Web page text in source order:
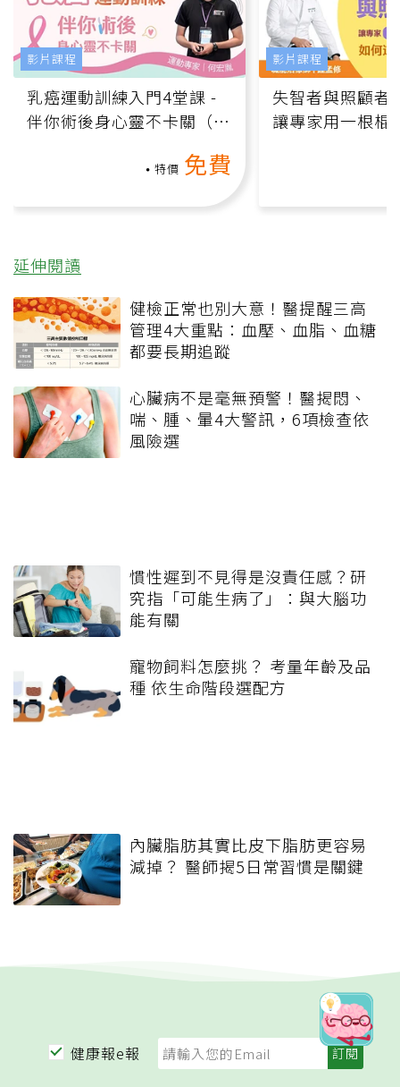
乳癌運動訓練入門4堂課 -
伴你術後身心靈不卡關（線
特價 免費
影片課程
失智者與照顧者
讓專家用一根棍
影片課程
延伸閱讀
健檢正常也別大意！醫提醒三高
管理4大重點：血壓、血脂、血糖
都要長期追蹤
心臟病不是毫無預警！醫揭悶、
喘、腫、暈4大警訊，6項檢查依
風險選
慣性遲到不見得是沒責任感？研
究指「可能生病了」：與大腦功
能有關
寵物飼料怎麼挑？ 考量年齡及品
種 依生命階段選配方
內臟脂肪其實比皮下脂肪更容易
減掉？ 醫師揭5日常習慣是關鍵
健康報e報